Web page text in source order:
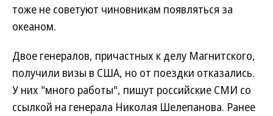
тоже не советуют чиновникам появляться за
океаном.
Двое генералов, причастных к делу Магнитского,
получили визы в США, но от поездки отказались.
У них "много работы", пишут российские СМИ со
ссылкой на генерала Николая Шелепанова. Ранее